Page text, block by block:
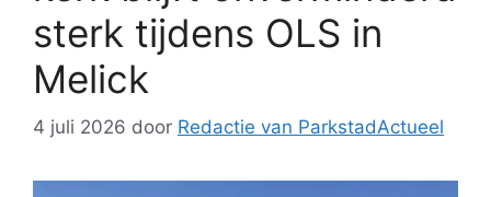
sterk tijdens OLS in
Melick
4 juli 2026 door Redactie van ParkstadActueel